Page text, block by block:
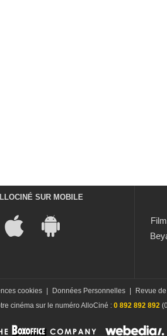
SUR MOBILE
cookies Données Personnelles Revue
cinéma sur le numéro AlloCiné : 0 892 892 892